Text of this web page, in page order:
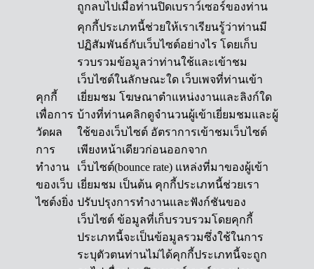
ถูกลบไปเมื่อท่านปิดเบราว์เซอร์ของท่าน
คุกกี้
เพื่อการ
วัดผล
การ
ทำงาน
ของเว็บ
ไซต์งยิ่ง
คุกกี้ประเภทนี้ช่วยให้เราเรียนรู้ว่าท่านมี
ปฏิสัมพันธ์กับเว็บไซต์อย่างไร โดยเก็บ
รวบรวมข้อมูลว่าท่านใช้และเข้าชม
เว็บไซต์ในลักษณะใด เว็บเพจที่ท่านเข้า
เยี่ยมชม โฆษณาตำแหน่งงานและลิงก์ใด
บ้างที่ท่านคลิกดูจำนวนผู้เข้าเยี่ยมชมและผู้
ใช้ของเว็บไซต์ อัตราการเข้าชมเว็บไซต์
เพียงหน้าเดียวก่อนออกจาก
เว็บไซต์(bounce rate) แหล่งที่มาของผู้เข้า
เยี่ยมชม เป็นต้น คุกกี้ประเภทนี้ช่วยเรา
ปรับปรุงการทำงานและฟังก์ชันของ
เว็บไซต์ ข้อมูลที่เก็บรวบรวมโดยคุกกี้
ประเภทนี้จะเป็นข้อมูลรวมซึ่งใช้ในการ
ระบุตัวตนท่านไม่ได้คุกกี้ประเภทนี้จะถูก